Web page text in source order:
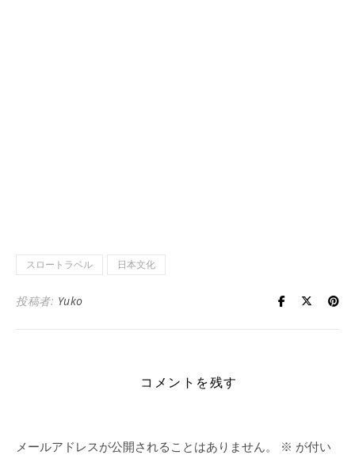
スロートラベル 日本文化
投稿者: Yuko
コメントを残す
メールアドレスが公開されることはありません。 ※ が付い